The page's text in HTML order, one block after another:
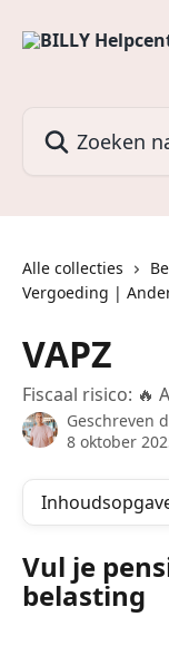
Alle collecties
Vergoeding |
VAPZ
Fiscaal risico: 🔥
Geschreven
8 oktober
Vul je
belasting